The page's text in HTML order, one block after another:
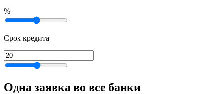
%
Срок кредита
Одна заявка во все банки